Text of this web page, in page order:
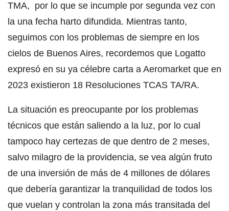
TMA, por lo que se incumple por segunda vez con
la una fecha harto difundida. Mientras tanto,
seguimos con los problemas de siempre en los
cielos de Buenos Aires, recordemos que Logatto
expresó en su ya célebre carta a Aeromarket que en
2023 existieron 18 Resoluciones TCAS TA/RA.
La situación es preocupante por los problemas
técnicos que están saliendo a la luz, por lo cual
tampoco hay certezas de que dentro de 2 meses,
salvo milagro de la providencia, se vea algún fruto
de una inversión de más de 4 millones de dólares
que debería garantizar la tranquilidad de todos los
que vuelan y controlan la zona más transitada del